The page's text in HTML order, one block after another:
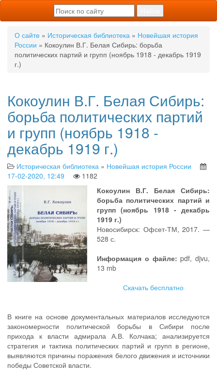
О сайте » Историческая библиотека » Новейшая история
России » Кокоулин В.Г. Белая Сибирь: борьба
политических партий и групп (ноябрь 1918 - декабрь 1919
г.)
Кокоулин В.Г. Белая Сибирь:
борьба политических партий
и групп (ноябрь 1918 -
декабрь 1919 г.)
Историческая библиотека » Новейшая история России
17-02-2020, 12:49
1182
Кокоулин В.Г. Белая Сибирь:
борьба политических партий и
групп (ноябрь 1918 - декабрь
1919 г.)
Новосибирск: Офсет-ТМ, 2017. —
528 с.
Информация о файле: pdf, djvu,
13 mb
Скачать бесплатно
В книге на основе документальных материалов исследуются
закономерности политической борьбы в Сибири после
прихода к власти адмирала А.В. Колчака; анализируется
стратегия и тактика политических партий и групп в регионе,
выявляются причины поражения белого движения и источники
победы Советской власти.